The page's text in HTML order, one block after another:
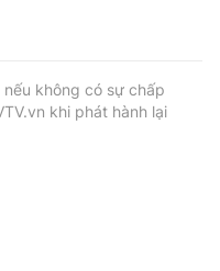
không có sự chấp
khi phát hành lại